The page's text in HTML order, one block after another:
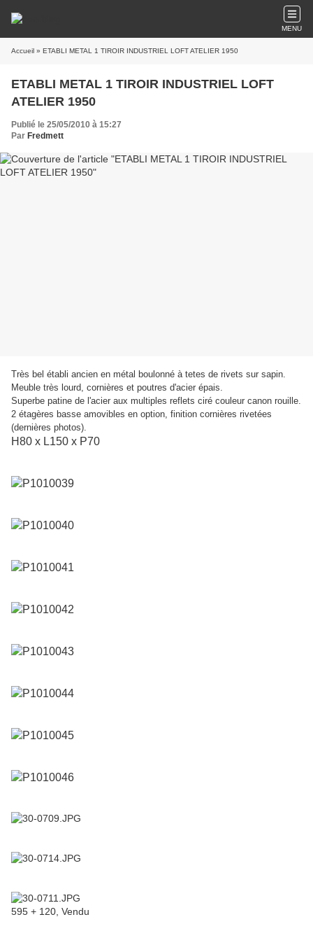
MENU
Accueil » ETABLI METAL 1 TIROIR INDUSTRIEL LOFT ATELIER 1950
ETABLI METAL 1 TIROIR INDUSTRIEL LOFT
ATELIER 1950
Publié le 25/05/2010 à 15:27
Par Fredmett
Très bel établi ancien en métal boulonné à tetes de rivets sur sapin.
Meuble très lourd, cornières et poutres d'acier épais.
Superbe patine de l'acier aux multiples reflets ciré couleur canon rouille.
2 étagères basse amovibles en option, finition cornières rivetées
(dernières photos).
H80 x L150 x P70
595 + 120, Vendu